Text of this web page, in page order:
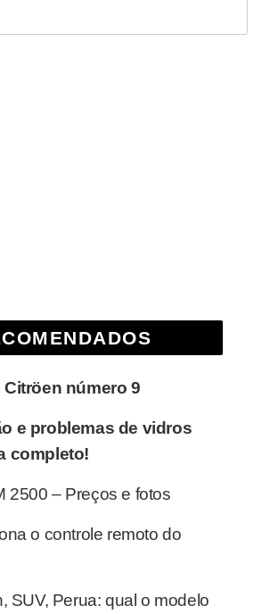
número 9
e problemas de vidros
completo!
2500 – Preços e fotos
o controle remoto do
SUV, Perua: qual o modelo